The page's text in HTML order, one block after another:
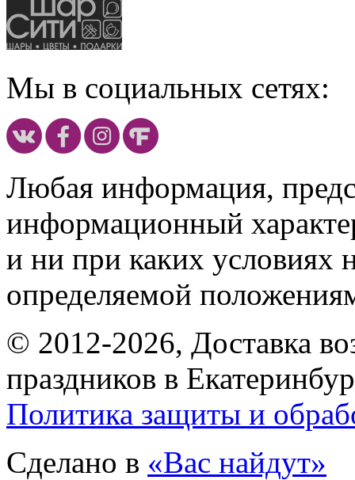
Мы в социальных сетях:
Любая информация,
информационный
и ни при каких условиях
определяемой
© 2012-2026, Доставка
праздников в
Политика защиты и
Сделано в «Вас найдут»